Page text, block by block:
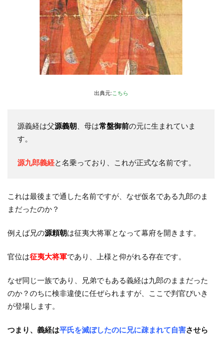
出典元: こちら
源義経は父源義朝 、母は常盤御前の元に生まれていま
す。
源九郎義経と名乗っており、これが正式な名前です。
これは最後まで通した名前ですが、なぜ仮名である九郎のま
まだったのか？
例えば兄の源頼朝は征夷大将軍となって幕府を開きます。
官位は征夷大将軍であり、上様と仰がれる存在です。
なぜ同じ一族であり、兄弟でもある義経は九郎のままだった
のか？のちに検非違使に任ぜられますが、ここで判官びいき
が登場します。
つまり、義経は平氏を滅ぼしたのに兄に疎まれて自害させら